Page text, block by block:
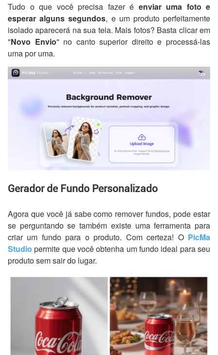
Tudo o que você precisa fazer é enviar uma foto e
esperar alguns segundos, e um produto perfeitamente
isolado aparecerá na sua tela. Mais fotos? Basta clicar em
"Novo Envio" no canto superior direito e processá-las
uma por uma.
Gerador de Fundo Personalizado
Agora que você já sabe como remover fundos, pode estar
se perguntando se também existe uma ferramenta para
criar um fundo para o produto. Com certeza! O PicMa
Studio permite que você obtenha um fundo ideal para seu
produto sem sair do lugar.